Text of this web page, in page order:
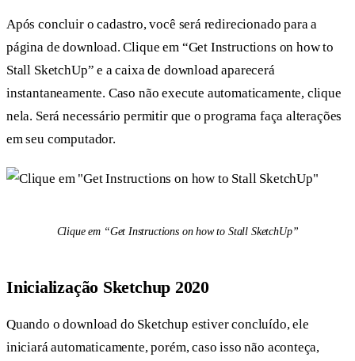
Após concluir o cadastro, você será redirecionado para a
página de download. Clique em “Get Instructions on how to
Stall SketchUp” e a caixa de download aparecerá
instantaneamente. Caso não execute automaticamente, clique
nela. Será necessário permitir que o programa faça alterações
em seu computador.
Clique em “Get Instructions on how to Stall SketchUp”
Inicialização Sketchup 2020
Quando o download do Sketchup estiver concluído, ele
iniciará automaticamente, porém, caso isso não aconteça,